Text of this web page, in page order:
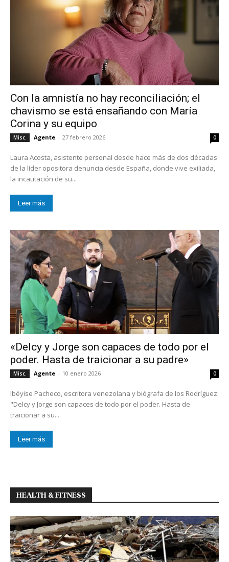
Con la amnistía no hay reconciliación; el
chavismo se está ensañando con María
Corina y su equipo
Misc. Agente - 27 febrero 2026 0
Laura Acosta, asistente personal desde hace más de dos décadas
de la líder opositora denuncia desde España, donde vive exiliada,
la incautación de su...
Leer más
«Delcy y Jorge son capaces de todo por el
poder. Hasta de traicionar a su padre»
Misc. Agente - 10 enero 2026 0
Ibéyise Pacheco, escritora venezolana y biógrafa de los Rodríguez:
"Delcy y Jorge son capaces de todo por el poder. Hasta de
traicionar a su...
Leer más
HEALTH & FITNESS